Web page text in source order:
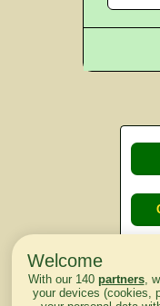
Welcome
With our 140 partners,
your devices (cookies,